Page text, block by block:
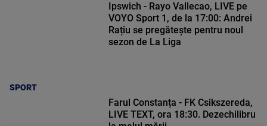
SPORT
Ipswich - Rayo Vallecao, LIVE pe
VOYO Sport 1, de la 17:00: Andrei
Rațiu se pregătește pentru noul
sezon de La Liga
Farul Constanța - FK Csikszereda,
LIVE TEXT, ora 18:30. Dezechilibru